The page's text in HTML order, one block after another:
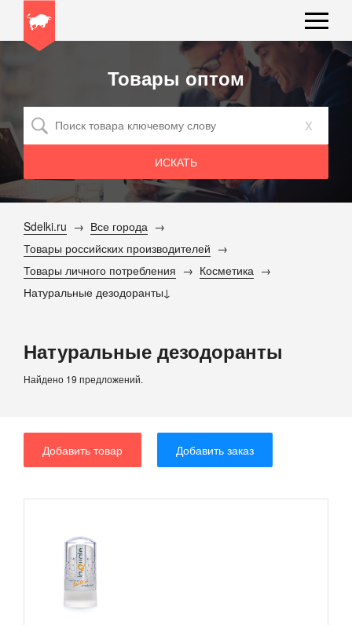
Товары оптом
x
Sdelki.ru
Все города
Товары российских производителей
Товары личного потребления
Косметика
Натуральные дезодоранты
Натуральные дезодоранты
Найдено 19 предложений.
Добавить товар Добавить заказ